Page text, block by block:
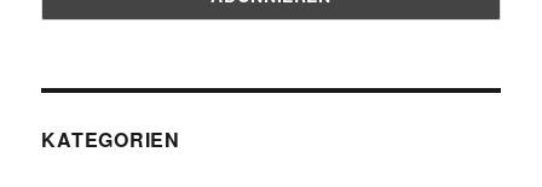
KATEGORIEN